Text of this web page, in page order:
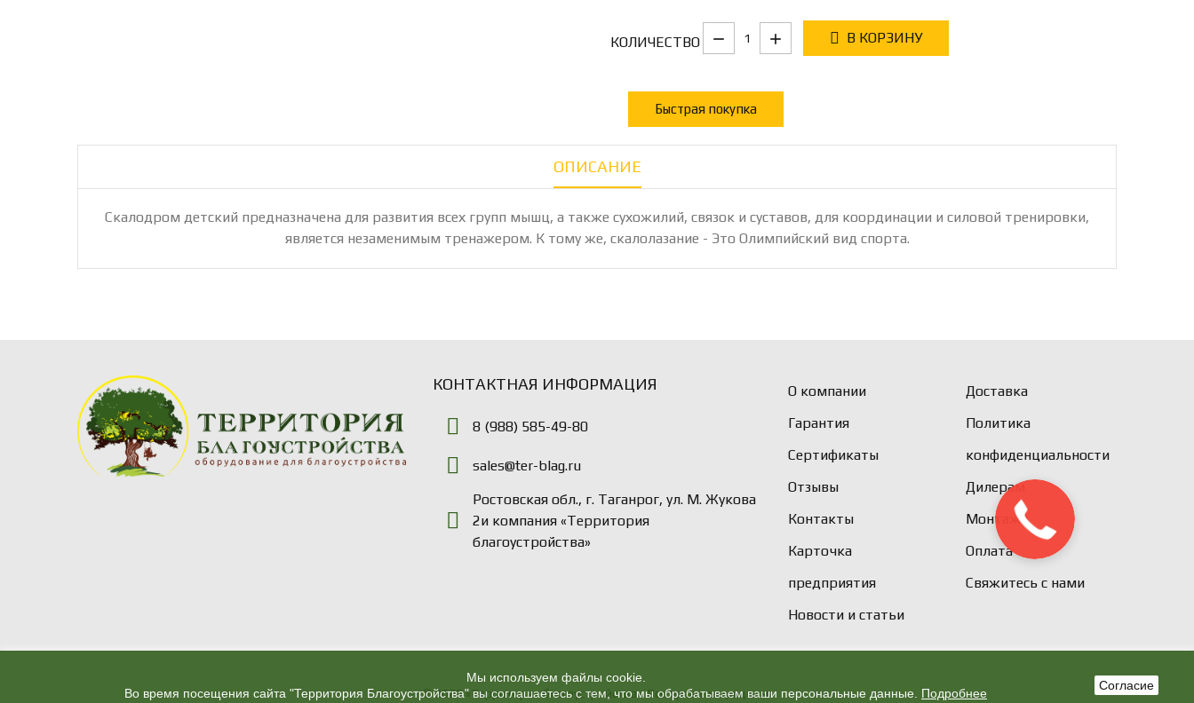
КОЛИЧЕСТВО В КОРЗИНУ
Быстрая покупка
ОПИСАНИЕ
Скалодром детский предназначена для развития всех групп мышц, а также сухожилий, связок и суставов, для координации и силовой тренировки,
является незаменимым тренажером. К тому же, скалолазание - Это Олимпийский вид спорта.
КОНТАКТНАЯ ИНФОРМАЦИЯ
8 (988) 585-49-80
sales@ter-blag.ru
Ростовская обл., г. Таганрог, ул. М. Жукова
2и компания «Территория
благоустройства»
О компании
Гарантия
Сертификаты
Отзывы
Контакты
Карточка
предприятия
Новости и статьи
Доставка
Политика
конфиденциальности
Дилерам
Монтаж
Оплата
Свяжитесь с нами
Мы используем файлы cookie.
Во время посещения сайта "Территория Благоустройства" вы соглашаетесь с тем, что мы обрабатываем ваши персональные данные. Подробнее
Согласие
© 2026 «Территория благоустройства». Все права защищены.